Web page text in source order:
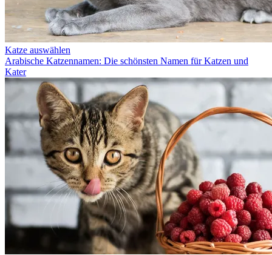
Katze auswählen
Arabische Katzennamen: Die schönsten Namen für Katzen und
Kater